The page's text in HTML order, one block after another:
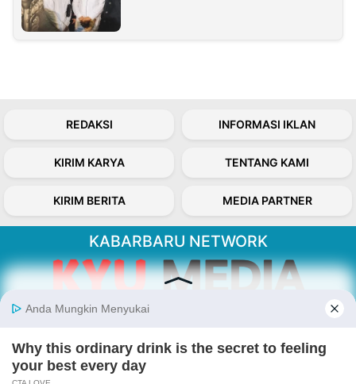
REDAKSI INFORMASI IKLAN
KIRIM KARYA TENTANG KAMI
KIRIM BERITA MEDIA PARTNER
KABARBARU NETWORK
Kabarbaru.co menyajikan berita aktual dan
inspiratif dari sudut pandang berbaik sangka